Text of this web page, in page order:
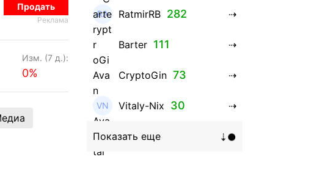
Продать
Реклама
Изм. (7 д.):
0%
RatmirRB 282
Barter 111
CryptoGin 73
Vitaly-Nix 30
Hanna_Zolo4evskaya 16